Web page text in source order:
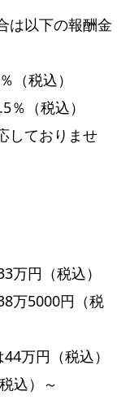
以下の報酬金
税込）
（税込）
ておりませ
円（税込）
万5000円（税
万円（税込）
込）～